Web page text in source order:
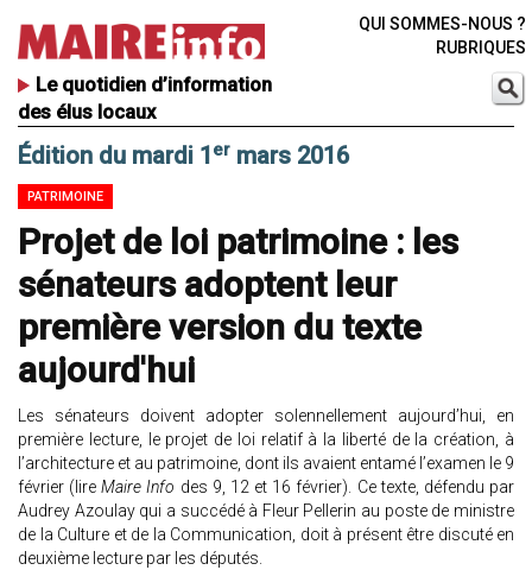
Le quotidien d’information
des élus locaux
QUI SOMMES-NOUS ?
RUBRIQUES
Édition du mardi 1 er mars 2016
PATRIMOINE
Projet de loi patrimoine : les
sénateurs adoptent leur
première version du texte
aujourd'hui
Les sénateurs doivent adopter solennellement aujourd’hui, en
première lecture, le projet de loi relatif à la liberté de la création, à
l’architecture et au patrimoine, dont ils avaient entamé l’examen le 9
février (lireMaire Info des 9, 12 et 16 février). Ce texte, défendu par
Audrey Azoulay qui a succédé à Fleur Pellerin au poste de ministre
de la Culture et de la Communication, doit à présent être discuté en
deuxième lecture par les députés.